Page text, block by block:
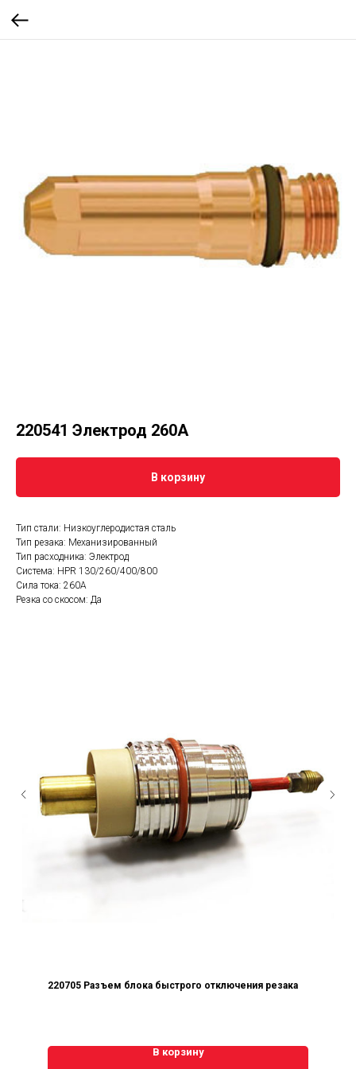
220541 Электрод 260А
В корзину
Тип стали: Низкоуглеродистая сталь
Тип резака: Механизированный
Тип расходника: Электрод
Система: HPR 130/260/400/800
Сила тока: 260А
Резка со скосом: Да
220705 Разъем блока быстрого отключения резака
В корзину